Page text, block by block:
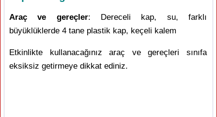
Araç ve gereçler: Dereceli kap, su, farklı
büyüklüklerde 4 tane plastik kap, keçeli kalem
Etkinlikte kullanacağınız araç ve gereçleri sınıfa
eksiksiz getirmeye dikkat ediniz.